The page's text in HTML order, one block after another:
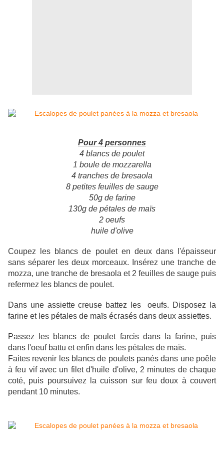
Pour 4 personnes
4 blancs de poulet
1 boule de mozzarella
4 tranches de bresaola
8 petites feuilles de sauge
50g de farine
130g de pétales de maïs
2 oeufs
huile d'olive
Coupez les blancs de poulet en deux dans l'épaisseur
sans séparer les deux morceaux. Insérez une tranche de
mozza, une tranche de bresaola et 2 feuilles de sauge puis
refermez les blancs de poulet.
Dans une assiette creuse battez les oeufs. Disposez la
farine et les pétales de maïs écrasés dans deux assiettes.
Passez les blancs de poulet farcis dans la farine, puis
dans l'oeuf battu et enfin dans les pétales de maïs.
Faites revenir les blancs de poulets panés dans une poêle
à feu vif avec un filet d'huile d'olive, 2 minutes de chaque
coté, puis poursuivez la cuisson sur feu doux à couvert
pendant 10 minutes.